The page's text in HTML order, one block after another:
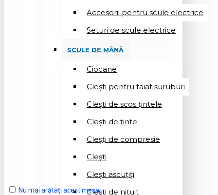
Accesorii pentru scule electrice
Seturi de scule electrice
SCULE DE MÂNĂ
Ciocane
Cleşti pentru taiat șuruburi
Clești de scos țintele
Clești de ținte
Cleșți de compresie
Cleşti
Clești ascuțiți
Cleşti de nituit
Nu mai arătați acest mesaj